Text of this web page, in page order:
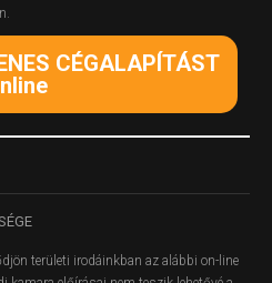
CÉGALAPÍTÁST
területi irodáinkban az alábbi on-line